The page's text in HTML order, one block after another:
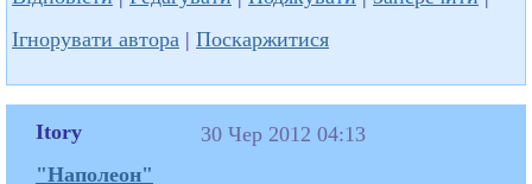
Ігнорувати автора | Поскаржитися
Itory
"Наполеон"
30 Чер 2012 04:13